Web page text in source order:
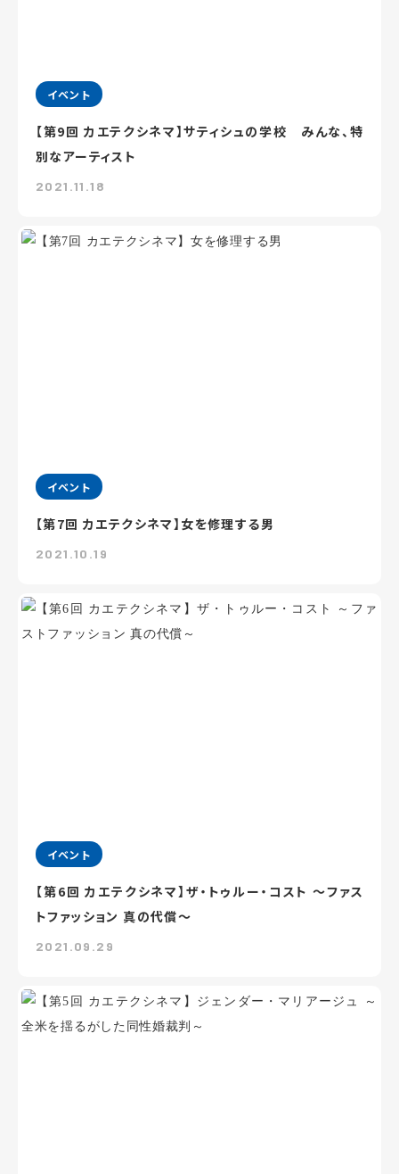
イベント
【第9回 カエテクシネマ】サティシュの学校 みんな、特
別なアーティスト
2021.11.18
イベント
【第7回 カエテクシネマ】女を修理する男
2021.10.19
イベント
【第6回 カエテクシネマ】ザ・トゥルー・コスト ～ファス
トファッション 真の代償～
2021.09.29